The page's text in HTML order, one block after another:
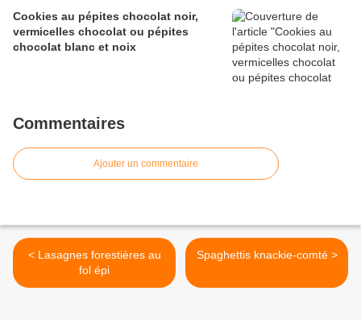
Cookies au pépites chocolat noir,
vermicelles chocolat ou pépites
chocolat blanc et noix
Commentaires
Ajouter un commentaire
< Lasagnes forestières au
fol épi
Spaghettis knackie-comté >